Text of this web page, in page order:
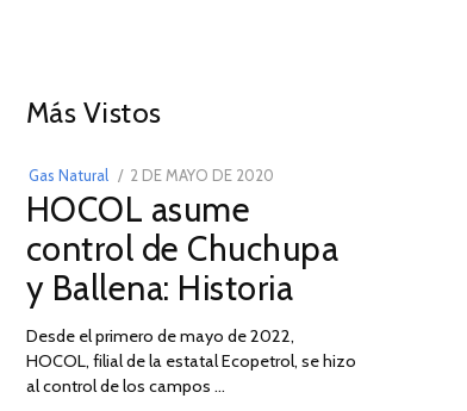
Más Vistos
Gas Natural
POSTED
ON
2 DE MAYO DE 2020
DE
2026
HOCOL asume
control de Chuchupa
y Ballena: Historia
Desde el primero de mayo de 2022,
HOCOL, filial de la estatal Ecopetrol, se hizo
al control de los campos …